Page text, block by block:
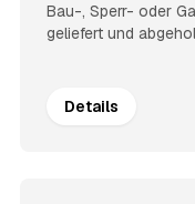
Bau-, Sperr- oder
geliefert und
Details